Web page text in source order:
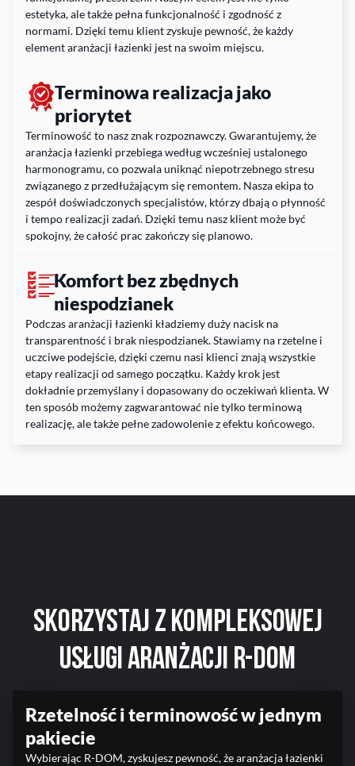
estetyka, ale także pełna funkcjonalność i zgodność z
normami. Dzięki temu klient zyskuje pewność, że każdy
element aranżacji łazienki jest na swoim miejscu.
Terminowa realizacja jako
priorytet
Terminowość to nasz znak rozpoznawczy. Gwarantujemy, że
aranżacja łazienki przebiega według wcześniej ustalonego
harmonogramu, co pozwala uniknąć niepotrzebnego stresu
związanego z przedłużającym się remontem. Nasza ekipa to
zespół doświadczonych specjalistów, którzy dbają o płynność
i tempo realizacji zadań. Dzięki temu nasz klient może być
spokojny, że całość prac zakończy się planowo.
Komfort bez zbędnych
niespodzianek
Podczas aranżacji łazienki kładziemy duży nacisk na
transparentność i brak niespodzianek. Stawiamy na rzetelne i
uczciwe podejście, dzięki czemu nasi klienci znają wszystkie
etapy realizacji od samego początku. Każdy krok jest
dokładnie przemyślany i dopasowany do oczekiwań klienta. W
ten sposób możemy zagwarantować nie tylko terminową
realizację, ale także pełne zadowolenie z efektu końcowego.
Skorzystaj z Kompleksowej
UsługiAranżacji R-DOM
Rzetelność i terminowość w jednym
pakiecie
Wybierając R-DOM, zyskujesz pewność, że aranżacja łazienki